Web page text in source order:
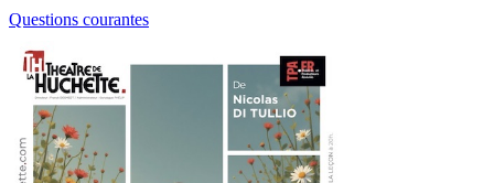
Questions courantes